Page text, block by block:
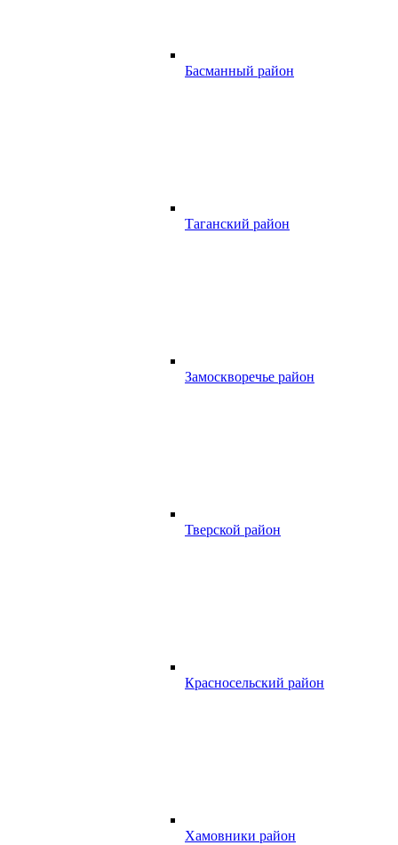
Басманный район
Таганский район
Замоскворечье район
Тверской район
Красносельский район
Хамовники район